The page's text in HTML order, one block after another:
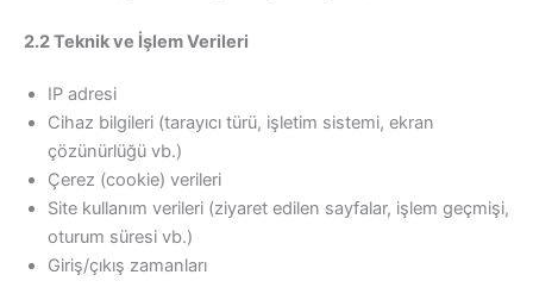
2.2 Teknik ve İşlem Verileri
IP adresi
Cihaz bilgileri (tarayıcı türü, işletim sistemi, ekran
çözünürlüğü vb.)
Çerez (cookie) verileri
Site kullanım verileri (ziyaret edilen sayfalar, işlem geçmişi,
oturum süresi vb.)
Giriş/çıkış zamanları